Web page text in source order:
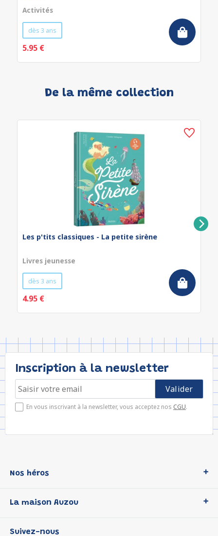
Activités
dès 3 ans
5.95 €
De la même collection
Les p'tits classiques - La petite sirène
Livres jeunesse
dès 3 ans
4.95 €
Inscription à la newsletter
En vous inscrivant à la newsletter, vous acceptez nos CGU.
Nos héros
P'tit Loup
La maison Auzou
Suivez-nous